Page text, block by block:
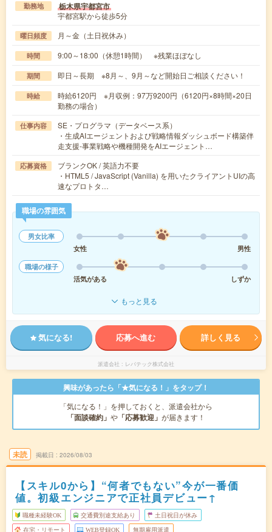
勤務地 栃木県宇都宮市
宇都宮駅から徒歩5分
曜日頻度 月～金（土日祝休み）
時間 9:00～18:00（休憩1時間） ※残業ほぼなし
期間 即日～長期 ※8月～、9月～など開始日ご相談ください！
時給
時給6120円 ※月収例：97万9200円（6120円×8時間×20日
勤務の場合）
仕事内容
SE・プログラマ（データベース系）
・生成AIエージェントおよび戦略情報ダッシュボード構築伴
走支援-事業戦略や機種開発をAIエージェント…
応募資格
ブランクOK / 英語力不要
・HTML5 / JavaScript (Vanilla) を用いたクライアントUIの高
速なプロトタ…
職場の雰囲気
男女比率
女性
男性
職場の様子
活気がある
しずか
もっと見る
気になる! 応募へ進む 詳しく見る
派遣会社 レバテック株式会社
興味があったら「★気になる！」をタップ！
「気になる！」を押しておくと、派遣会社から
「面談確約」 や 「応募歓迎」 が届きます！
未読 掲載日 2026/08/03
【スキル0から】“何者でもない”今が一番価
値。初級エンジニアで正社員デビュー↑
職種未経験OK 交通費別途支給あり 土日祝日が休み
在宅・リモート WEB登録OK 無期雇用派遣